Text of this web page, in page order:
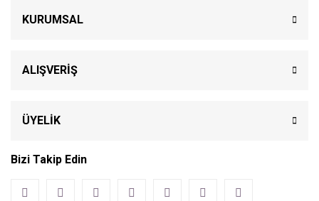
KURUMSAL
ALIŞVERİŞ
ÜYELİK
Bizi Takip Edin